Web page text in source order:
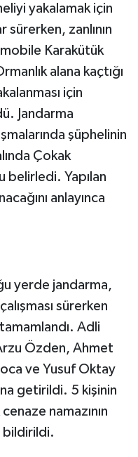
yakalamak için
zanlının
Karakütük
alana kaçtığı
için
Jandarma
şüphelinin
Çokak
belirledi. Yapılan
anlayınca
yerde jandarma,
sürerken
Adli
Özden, Ahmet
ve Yusuf Oktay
getirildi. 5 kişinin
namazının
bildirildi.